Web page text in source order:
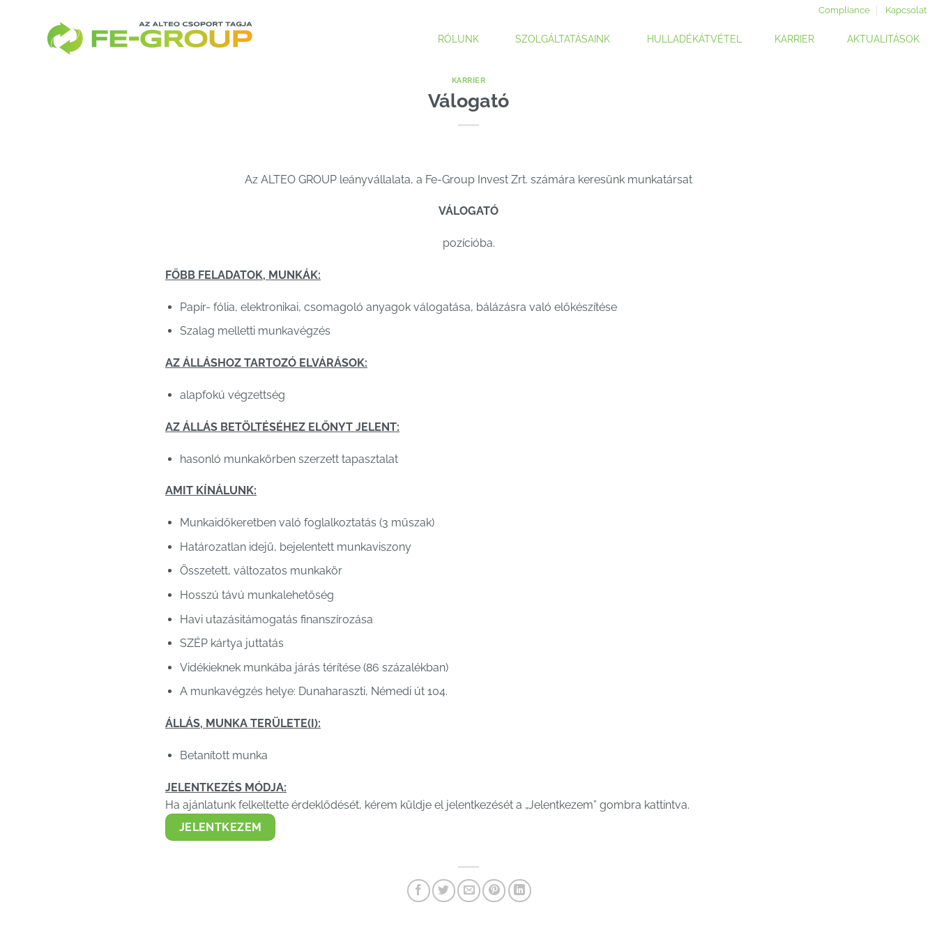
Compliance Kapcsolat
RÓLUNK SZOLGÁLTATÁSAINK HULLADÉKÁTVÉTEL KARRIER AKTUALITÁSOK
KARRIER
Válogató
Az ALTEO GROUP leányvállalata, a Fe-Group Invest Zrt. számára keresünk munkatársat
VÁLOGATÓ
pozícióba.
FŐBB FELADATOK, MUNKÁK:
Papír- fólia, elektronikai, csomagoló anyagok válogatása, bálázásra való előkészítése
Szalag melletti munkavégzés
AZ ÁLLÁSHOZ TARTOZÓ ELVÁRÁSOK:
alapfokú végzettség
AZ ÁLLÁS BETÖLTÉSÉHEZ ELŐNYT JELENT:
hasonló munkakörben szerzett tapasztalat
AMIT KÍNÁLUNK:
Munkaidőkeretben való foglalkoztatás (3 műszak)
Határozatlan idejű, bejelentett munkaviszony
Összetett, változatos munkakör
Hosszú távú munkalehetőség
Havi utazásitámogatás finanszírozása
SZÉP kártya juttatás
Vidékieknek munkába járás térítése (86 százalékban)
A munkavégzés helye: Dunaharaszti, Némedi út 104.
ÁLLÁS, MUNKA TERÜLETE(I):
Betanított munka
JELENTKEZÉS MÓDJA:
Ha ajánlatunk felkeltette érdeklődését, kérem küldje el jelentkezését a „Jelentkezem” gombra kattintva.
JELENTKEZEM